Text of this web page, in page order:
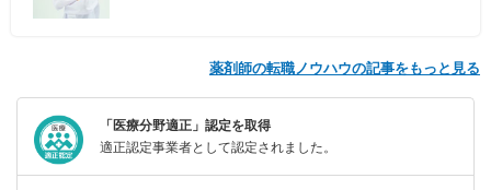
薬剤師の転職ノウハウの記事をもっと見る
「医療分野適正」認定を取得
適正認定事業者として認定されました。